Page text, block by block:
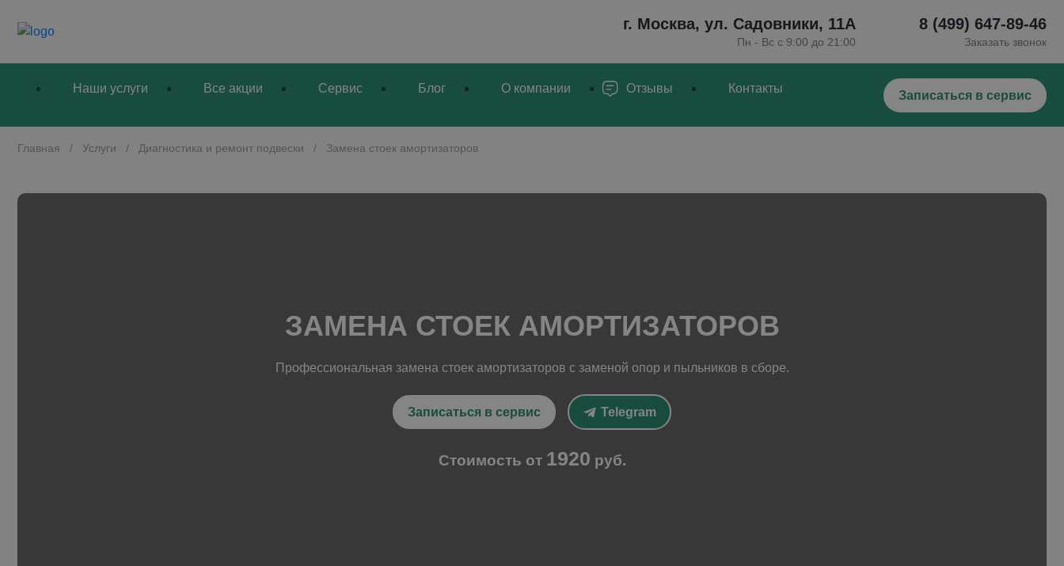
+
г. Москва, ул. Садовники, 11А
Пн - Вс с 9:00 до 21:00
8 (499) 647-89-46
Заказать звонок
Наши услуги Все акции Сервис Блог О компании Отзывы Контакты Записаться в сервис
Главная / Услуги / Диагностика и ремонт подвески / Замена стоек амортизаторов
ЗАМЕНА СТОЕК АМОРТИЗАТОРОВ
Профессиональная замена стоек амортизаторов с заменой опор и пыльников в сборе.
Записаться в сервис Telegram
Стоимость от 1920 руб.